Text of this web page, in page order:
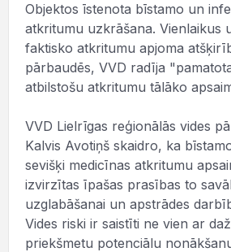
Objektos īstenota bīstamo un
atkritumu uzkrāšana. Vienlaikus
faktisko atkritumu apjoma
pārbaudēs, VVD radīja
atbilstošu atkritumu tālāko
VVD Lielrīgas reģionālās vides
Kalvis Avotiņš skaidro, ka
sevišķi medicīnas atkritumu
izvirzītas īpašas prasības to
uzglabāšanai un apstrādes
Vides riski ir saistīti ne vien ar
priekšmetu potenciālu